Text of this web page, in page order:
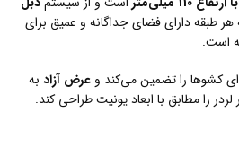
هر طبقه دارای فضای جداگانه و عمیق برای
است.
کشوها را تضمین می‌کند و عرض آزاد به
را مطابق با ابعاد یونیت طراحی کند.